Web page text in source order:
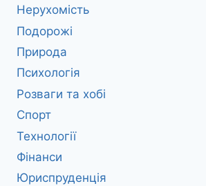
Нерухомість
Подорожі
Природа
Психологія
Розваги та хобі
Спорт
Технології
Фінанси
Юриспруденція